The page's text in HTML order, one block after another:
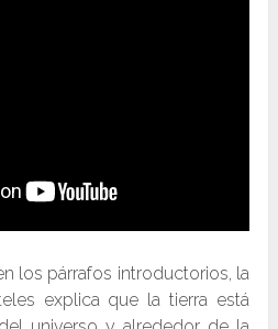
los párrafos introductorios, la
explica que la tierra está